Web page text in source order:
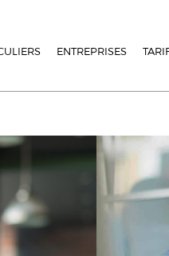
ENTREPRISES